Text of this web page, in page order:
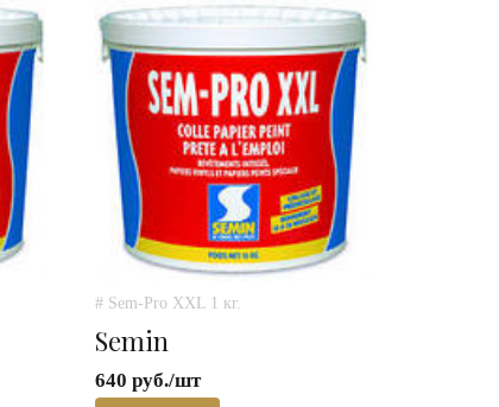
# Sem-Pro XXL 1 кг.
Semin
640 руб./шт